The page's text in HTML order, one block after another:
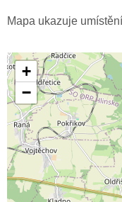
Mapa ukazuje
+
−